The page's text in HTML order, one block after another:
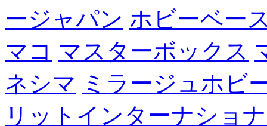
ージャパン ホビーベー
マコ マスターボックス
ネシマ ミラージュホビ
リットインターナショ